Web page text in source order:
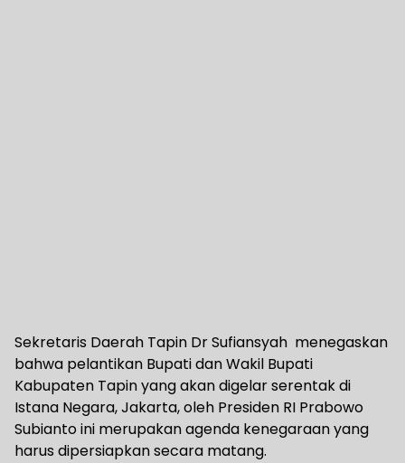
Sekretaris Daerah Tapin Dr Sufiansyah menegaskan
bahwa pelantikan Bupati dan Wakil Bupati
Kabupaten Tapin yang akan digelar serentak di
Istana Negara, Jakarta, oleh Presiden RI Prabowo
Subianto ini merupakan agenda kenegaraan yang
harus dipersiapkan secara matang.